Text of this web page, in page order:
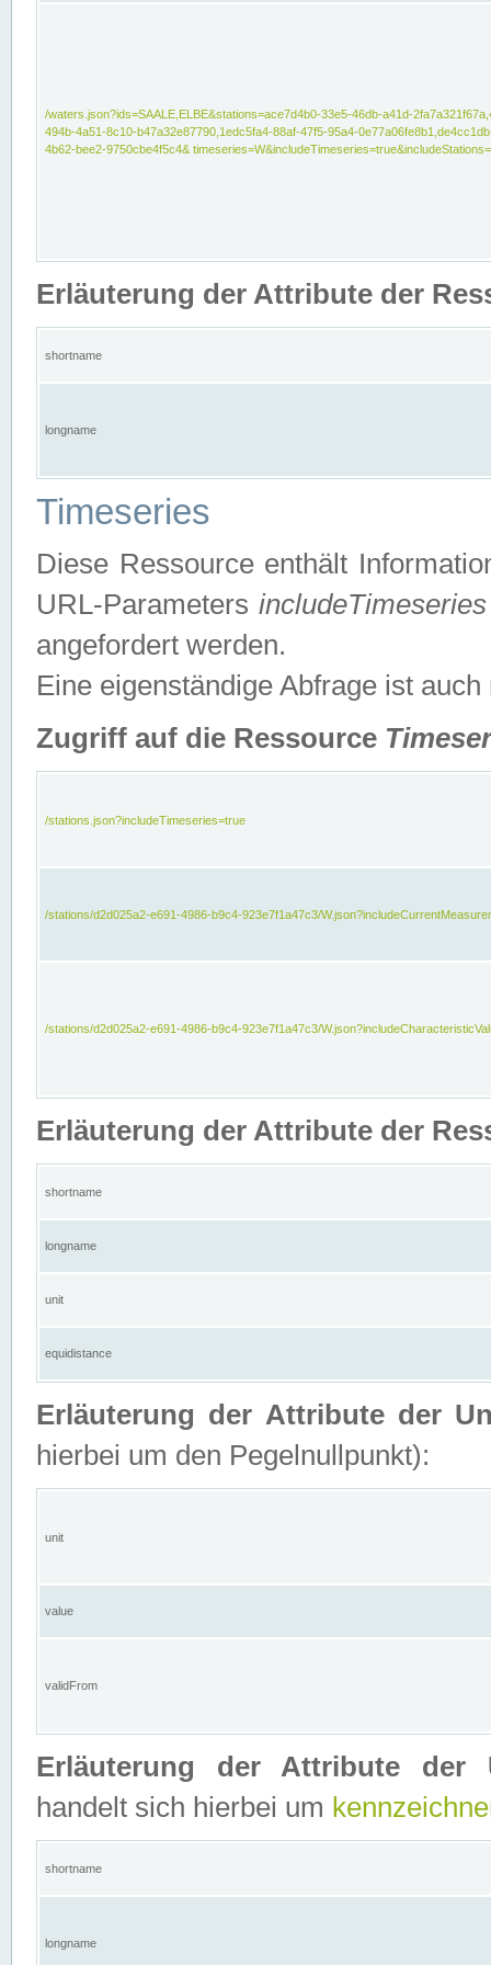
/waters.json?ids=SAALE,ELBE&stations=ace7d4b0-33e5-46db-a41d-
494b-4a51-8c10-b47a32e87790,1edc5fa4-88af-47f5-95a4-
4b62-bee2-9750cbe4f5c4&
Erläuterung der Attribute der
shortname
longname
Timeseries
Diese Ressource enthält
URL-ParametersincludeTimeseries
angefordert werden.
Eine eigenständige Abfrage ist auch
Zugriff auf die Ressource
/stations.json?includeTimeseries=true
/stations/d2d025a2-e691-4986-b9c4-923e7f1a47c3/
/stations/d2d025a2-e691-4986-b9c4-923e7f1a47c3/
Erläuterung der Attribute der
shortname
longname
unit
equidistance
Erläuterung der Attribute der
hierbei um den Pegelnullpunkt):
unit
value
validFrom
Erläuterung der Attribute der
handelt sich hierbei um
shortname
longname